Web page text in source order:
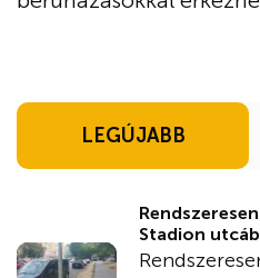
LEGÚJABB
Stadion